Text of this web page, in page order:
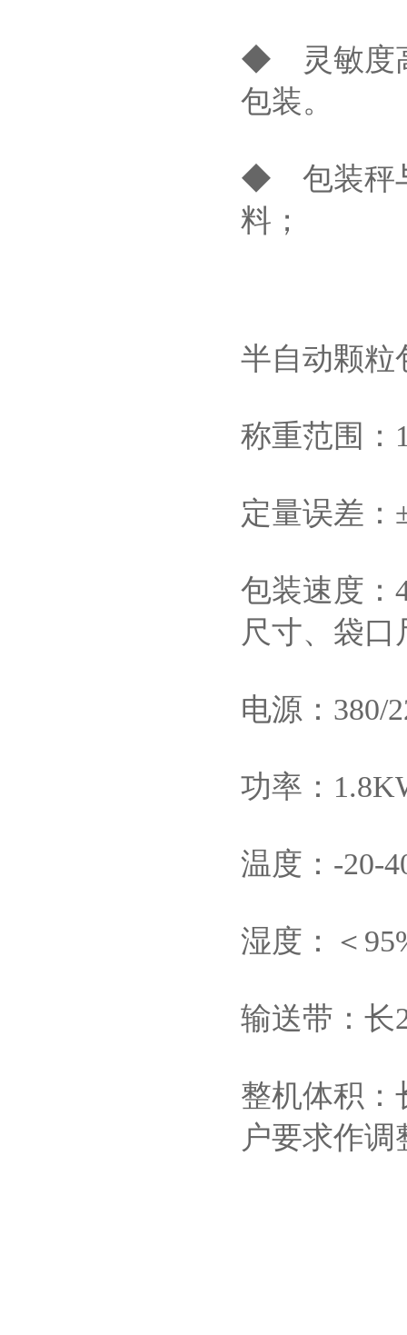
◆ 灵敏度
包装。
◆ 包装秤
料；
半自动颗粒
称重范围：
定量误差：
包装速度：
尺寸、袋口
电源：380/
功率：
温度：-20-
湿度：＜
输送带：长
整机体积：
户要求作调